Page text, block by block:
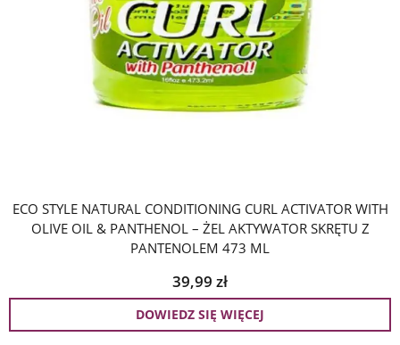
ECO STYLE NATURAL CONDITIONING CURL ACTIVATOR WITH
OLIVE OIL & PANTHENOL – ŻEL AKTYWATOR SKRĘTU Z
PANTENOLEM 473 ML
39,99 zł
DOWIEDZ SIĘ WIĘCEJ